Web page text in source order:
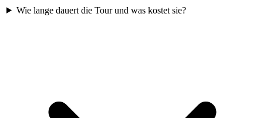
Wie lange dauert die Tour und was kostet sie?